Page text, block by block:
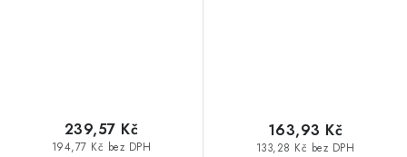
194,77 Kč bez DPH
239,57 Kč
133,28 Kč bez DPH
163,93 Kč